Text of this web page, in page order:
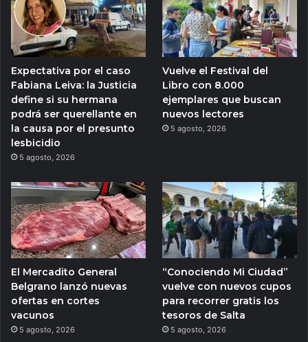
Expectativa por el caso
Fabiana Leiva: la Justicia
define si su hermana
podrá ser querellante en
la causa por el presunto
lesbicidio
5 agosto, 2026
Vuelve el Festival del
Libro con 8.000
ejemplares que buscan
nuevos lectores
5 agosto, 2026
El Mercadito General
Belgrano lanzó nuevas
ofertas en cortes
vacunos
5 agosto, 2026
“Conociendo Mi Ciudad”
vuelve con nuevos cupos
para recorrer gratis los
tesoros de Salta
5 agosto, 2026